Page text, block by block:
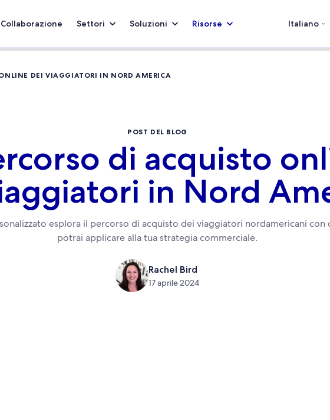
Collaborazione Settori Soluzioni Risorse Italiano
DEI VIAGGIATORI IN NORD AMERICA
POST DEL BLOG
di acquisto
in Nord
esplora il percorso di acquisto dei viaggiatori nordamericani con
potrai applicare alla tua strategia commerciale.
Rachel Bird
17 aprile 2024